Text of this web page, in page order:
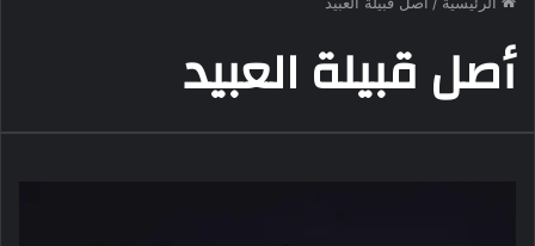
أصل قبيلة العبيد